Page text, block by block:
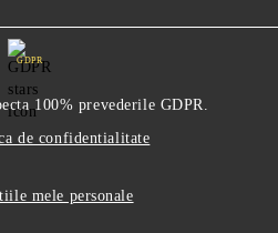
GDPR
100% prevederile GDPR.
de confidentialitate
mele personale